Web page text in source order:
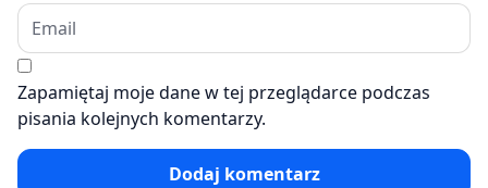
Zapamiętaj moje dane w tej przeglądarce podczas
pisania kolejnych komentarzy.
Dodaj komentarz